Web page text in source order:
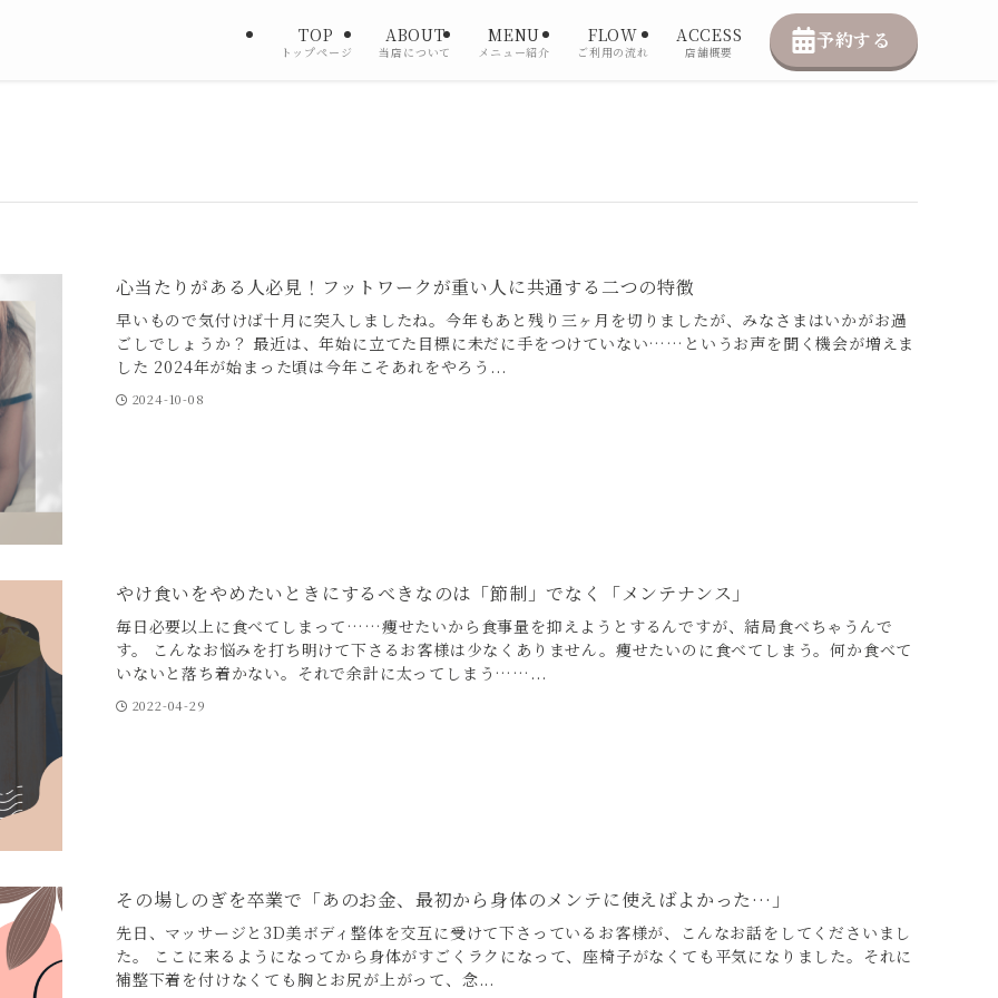
TOP
トップページ
ABOUT
当店について
MENU
メニュー紹介
FLOW
ご利用の流れ
ACCESS
店舗概要 予約する
心当たりがある人必見！フットワークが重い人に共通する二つの特徴
早いもので気付けば十月に突入しましたね。今年もあと残り三ヶ月を切りましたが、みなさまはいかがお過
ごしでしょうか？ 最近は、年始に立てた目標に未だに手をつけていない……というお声を聞く機会が増えま
した 2024年が始まった頃は今年こそあれをやろう...
2024-10-08
やけ食いをやめたいときにするべきなのは「節制」でなく「メンテナンス」
毎日必要以上に食べてしまって……痩せたいから食事量を抑えようとするんですが、結局食べちゃうんで
す。 こんなお悩みを打ち明けて下さるお客様は少なくありません。痩せたいのに食べてしまう。何か食べて
いないと落ち着かない。それで余計に太ってしまう……...
2022-04-29
その場しのぎを卒業で「あのお金、最初から身体のメンテに使えばよかった…」
先日、マッサージと3D美ボディ整体を交互に受けて下さっているお客様が、こんなお話をしてくださいまし
た。 ここに来るようになってから身体がすごくラクになって、座椅子がなくても平気になりました。それに
補整下着を付けなくても胸とお尻が上がって、念...